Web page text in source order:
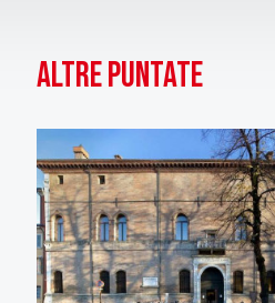
Altre puntate